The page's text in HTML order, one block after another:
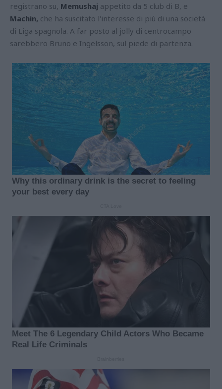
registrano su, Memushaj appetito da 5 club di B, e
Machin, che ha suscitato l'interesse di più di una società
di Liga spagnola. A far posto al jolly di centrocampo
sarebbero Bruno e Ingelsson, sul piede di partenza.